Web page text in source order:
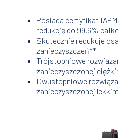
Posiada certyfikat
redukcję do 99,6%
Skutecznie redukuje
zanieczyszczeń**
Trójstopniowe
zanieczyszczonej
Dwustopniowe
zanieczyszczonej